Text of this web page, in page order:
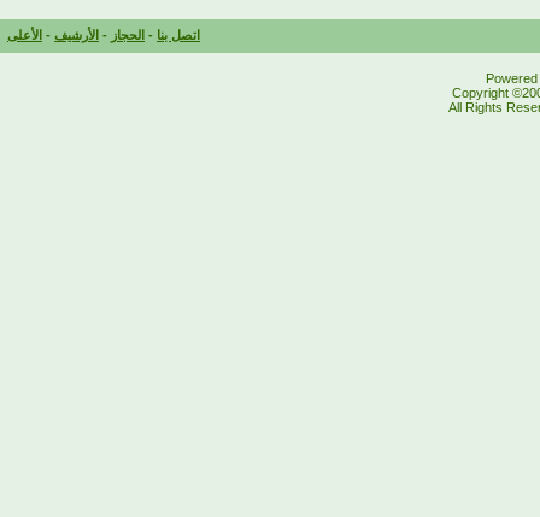
اتصل بنا - الحجاز - الأرشيف - الأعلى
Copyright
All Rights